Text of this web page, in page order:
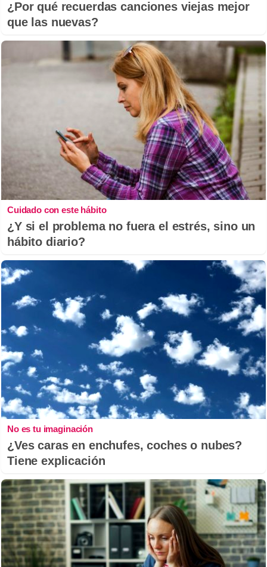
¿Por qué recuerdas canciones viejas mejor
que las nuevas?
Cuidado con este hábito
¿Y si el problema no fuera el estrés, sino un
hábito diario?
No es tu imaginación
¿Ves caras en enchufes, coches o nubes?
Tiene explicación